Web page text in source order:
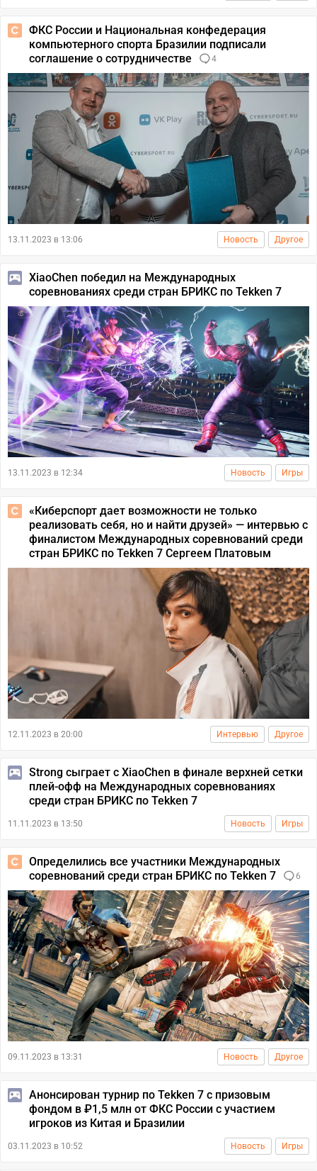
ФКС России и Национальная конфедерация
компьютерного спорта Бразилии подписали
соглашение о сотрудничестве
4
13.11.2023 в 13:06 Новость Другое
XiaoChen победил на Международных
соревнованиях среди стран БРИКС по Tekken 7
13.11.2023 в 12:34 Новость Игры
«Киберспорт дает возможности не только
реализовать себя, но и найти друзей» — интервью с
финалистом Международных соревнований среди
стран БРИКС по Tekken 7 Сергеем Платовым
12.11.2023 в 20:00 Интервью Другое
Strong сыграет с XiaoChen в финале верхней сетки
плей-офф на Международных соревнованиях
среди стран БРИКС по Tekken 7
11.11.2023 в 13:50 Новость Игры
Определились все участники Международных
соревнований среди стран БРИКС по Tekken 7
6
09.11.2023 в 13:31 Новость Другое
Анонсирован турнир по Tekken 7 с призовым
фондом в ₽1,5 млн от ФКС России с участием
игроков из Китая и Бразилии
03.11.2023 в 10:52 Новость Игры